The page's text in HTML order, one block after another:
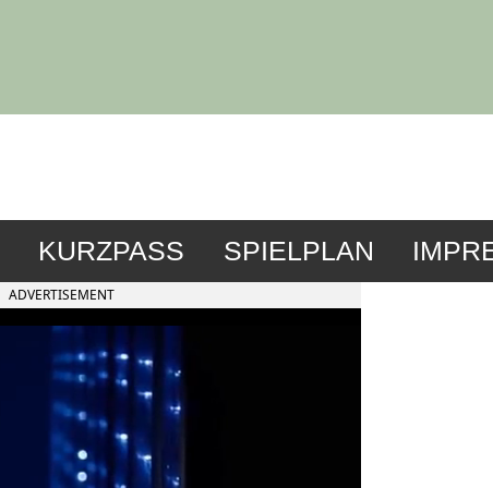
KURZPASS SPIELPLAN
ADVERTISEMENT